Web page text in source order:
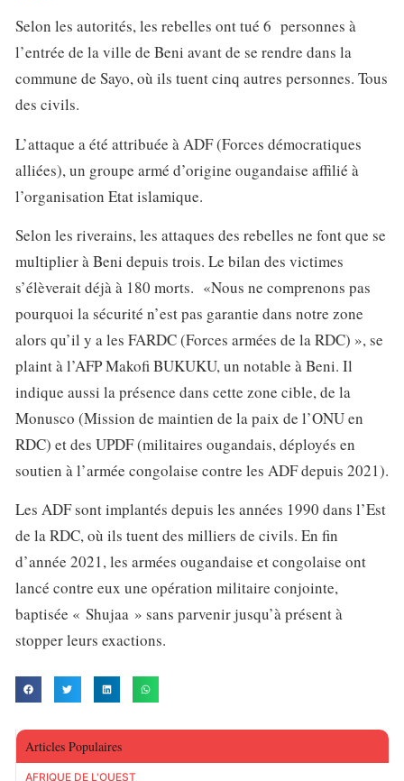
Selon les autorités, les rebelles ont tué 6 personnes à
l’entrée de la ville de Beni avant de se rendre dans la
commune de Sayo, où ils tuent cinq autres personnes. Tous
des civils.
L’attaque a été attribuée à ADF (Forces démocratiques
alliées), un groupe armé d’origine ougandaise affilié à
l’organisation Etat islamique.
Selon les riverains, les attaques des rebelles ne font que se
multiplier à Beni depuis trois. Le bilan des victimes
s’élèverait déjà à 180 morts. «Nous ne comprenons pas
pourquoi la sécurité n’est pas garantie dans notre zone
alors qu’il y a les FARDC (Forces armées de la RDC) », se
plaint à l’AFP Makofi BUKUKU, un notable à Beni. Il
indique aussi la présence dans cette zone cible, de la
Monusco (Mission de maintien de la paix de l’ONU en
RDC) et des UPDF (militaires ougandais, déployés en
soutien à l’armée congolaise contre les ADF depuis 2021).
Les ADF sont implantés depuis les années 1990 dans l’Est
de la RDC, où ils tuent des milliers de civils. En fin
d’année 2021, les armées ougandaise et congolaise ont
lancé contre eux une opération militaire conjointe,
baptisée « Shujaa » sans parvenir jusqu’à présent à
stopper leurs exactions.
Articles Populaires
AFRIQUE DE L'OUEST